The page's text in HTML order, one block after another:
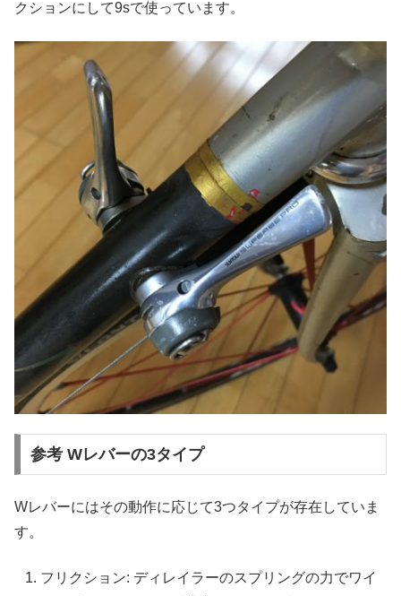
クションにして9sで使っています。
参考 Wレバーの3タイプ
Wレバーにはその動作に応じて3つタイプが存在していま
す。
フリクション: ディレイラーのスプリングの力でワイ